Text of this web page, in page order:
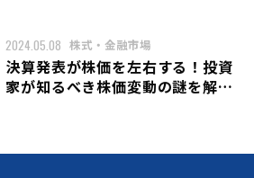
2024.05.08 株式・金融市場
決算発表が株価を左右する！投資
家が知るべき株価変動の謎を解き